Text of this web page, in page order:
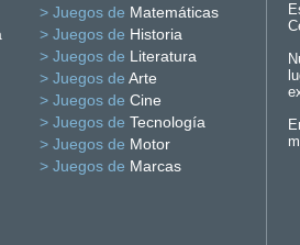
> Juegos de Matemáticas
> Juegos de Historia
> Juegos de Literatura
> Juegos de Arte
> Juegos de Cine
> Juegos de Tecnología
> Juegos de Motor
> Juegos de Marcas